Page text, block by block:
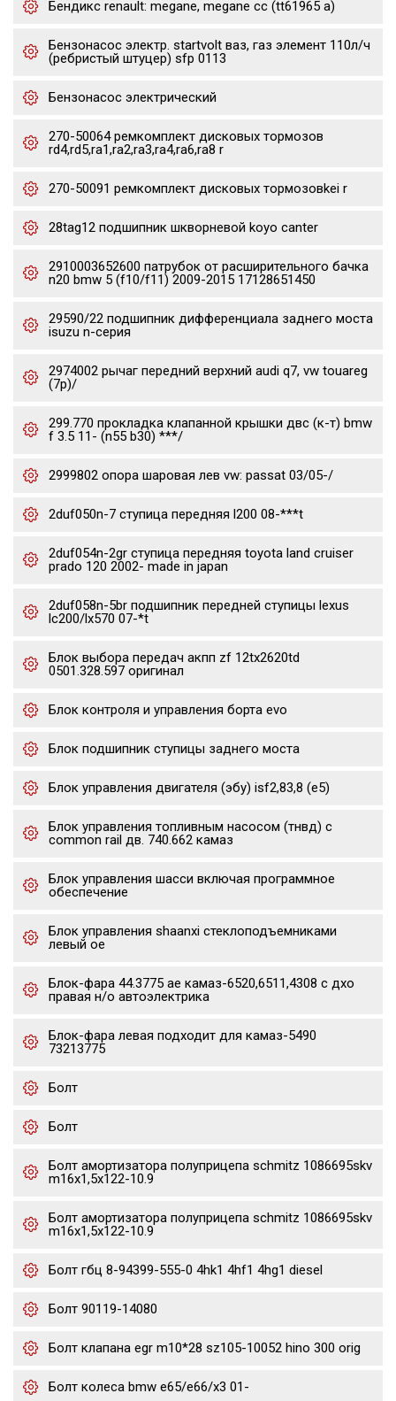
Бендикс renault: megane, megane cc (tt61965 a)
Бензонасос электр. startvolt ваз, газ элемент 110л/ч
(ребристый штуцер) sfp 0113
Бензонасос электрический
270-50064 ремкомплект дисковых тормозов
rd4,rd5,ra1,ra2,ra3,ra4,ra6,ra8 r
270-50091 ремкомплект дисковых тормозовkei r
28tag12 подшипник шкворневой koyo canter
2910003652600 патрубок от расширительного бачка
n20 bmw 5 (f10/f11) 2009-2015 17128651450
29590/22 подшипник дифференциала заднего моста
isuzu n-серия
2974002 рычаг передний верхний audi q7, vw touareg
(7p)/
299.770 прокладка клапанной крышки двс (к-т) bmw
f 3.5 11- (n55 b30) ***/
2999802 опора шаровая лев vw: passat 03/05-/
2duf050n-7 ступица передняя l200 08-***t
2duf054n-2gr ступица передняя toyota land cruiser
prado 120 2002- made in japan
2duf058n-5br подшипник передней ступицы lexus
lc200/lx570 07-*t
Блок выбора передач акпп zf 12tx2620td
0501.328.597 оригинал
Блок контроля и управления борта evo
Блок подшипник ступицы заднего моста
Блок управления двигателя (эбу) isf2,83,8 (е5)
Блок управления топливным насосом (тнвд) с
common rail дв. 740.662 камаз
Блок управления шасси включая программное
обеспечение
Блок управления shaanxi стеклоподъемниками
левый oe
Блок-фара 44.3775 ae камаз-6520,6511,4308 с дхо
правая н/о автоэлектрика
Блок-фара левая подходит для камаз-5490
73213775
Болт
Болт
Болт амортизатора полуприцепа schmitz 1086695skv
m16x1,5х122-10.9
Болт амортизатора полуприцепа schmitz 1086695skv
m16x1,5х122-10.9
Болт гбц 8-94399-555-0 4hk1 4hf1 4hg1 diesel
Болт 90119-14080
Болт клапана egr m10*28 sz105-10052 hino 300 orig
Болт колеса bmw e65/e66/x3 01-